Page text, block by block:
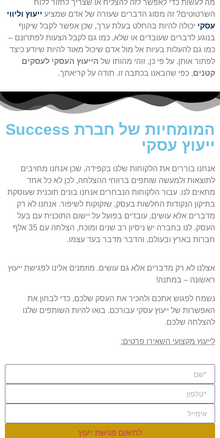
מה לעשות כדי לאפשר לזה להצליח או שצריך לחזור ללוח
השרטוטים? זה מסוג הדברים שעזרה של אדם שמציע ייעוץ וליווי
עסקי יכולה להיות בהחלט בעלת ערך, שכן אפשר לקבל שיקוף
בנוגע לדברים שעובדים או שלא, כמו גם לקבל הצעות לפתרונם –
כמו גם להעלות בעיות אל מול אדם שיכול מאוד להיות שיודע כיצד
לפתור אותן. על פי כן, זוהי מהותו של הייעוץ העסקי לעסקים
קטנים, כפי שהבאנו בכתבה זו. תודה על קריאתך.
המומחיות של חברת Success
ייעוץ עסקי
אנחנו בוררים את הלקוחות שלנו בקפידה, שכן אנחנו מחויבים
לתוצאות ולמעשה שותפים ברווחי ההצלחה, לכן לא כל אחד
מתאים לנו. עבור הלקוחות הנבחרים אנחנו בונים תוכנית שעוסקת
בתיקון הנקודות החלשות בעסק, שזקוקות לשיפור. אנחנו לא רק
מדברים אלא עושים, עובדים בפועל על יישום התוכנית עם בעל
העסק. לנו בחברה יש ניסיון רב שנים ומוכח, הצלחה עם 35 אלף
חברות בארץ ובעולם, והדבר מדבר בעד עצמו.
אצלנו לא רק מדברים אלא גם עושים. מוזמנים אלינו לפגישת ייעוץ
ראשונה – במתנה!
נשמח לפגוש אתכם ולהכיר את העסק שלכם, כדי לבחון את
האפשרות של ייעוץ עסקי עבורכם. בואו להיות השותפים שלנו
להצלחה שלכם.
לייעוץ מקצועי השאירו פרטים:
לתיאום פגישת ייעוץ